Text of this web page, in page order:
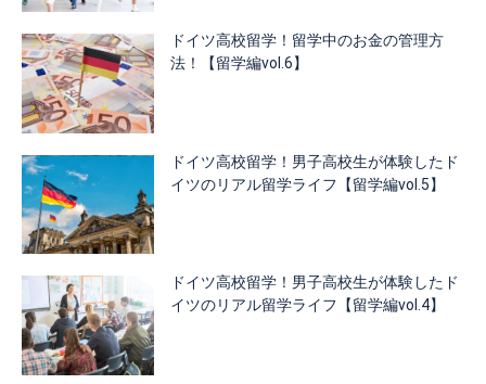
ドイツ高校留学！留学中のお金の管理方
法！【留学編vol.6】
ドイツ高校留学！男子高校生が体験したド
イツのリアル留学ライフ【留学編vol.5】
ドイツ高校留学！男子高校生が体験したド
イツのリアル留学ライフ【留学編vol.4】